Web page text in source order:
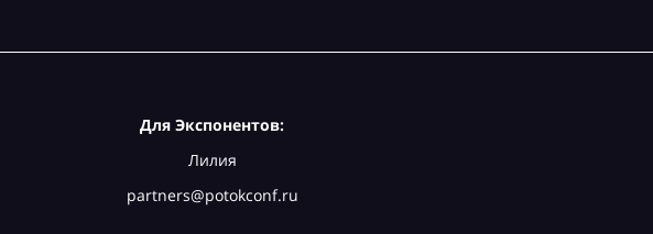
Для Экспонентов:
Лилия
partners@potokconf.ru